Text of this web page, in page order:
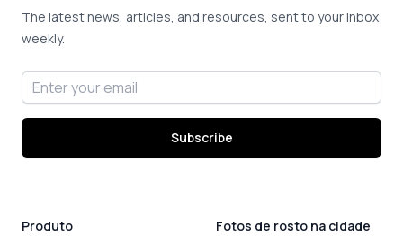
The latest news, articles, and resources, sent to your inbox
weekly.
Email address
Subscribe
Produto Fotos de rosto na cidade